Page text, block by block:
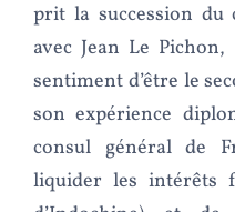
prit la succession du
avec Jean Le
sentiment d’être le
son expérience
consul général de
liquider les intérêts